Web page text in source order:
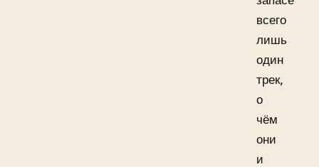
всего
лишь
один
трек,
о
чём
они
и